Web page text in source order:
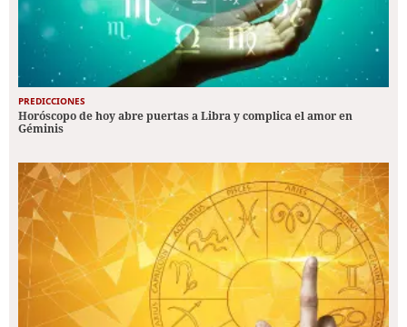
PREDICCIONES
Horóscopo de hoy abre puertas a Libra y complica el amor en
Géminis